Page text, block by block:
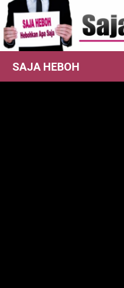
Skip
to
content
SAJA HEBOH